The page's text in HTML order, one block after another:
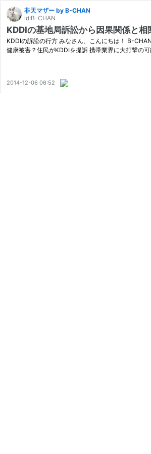
非天マザー by B-CHAN
id:B-CHAN
KDDIの基地局訴訟から因果関係と相
KDDIの訴訟の行方 みなさん、こんにちは！ B-
健康被害？住民がKDDIを提訴 携帯業界に大打撃の
2014-12-06 06:52